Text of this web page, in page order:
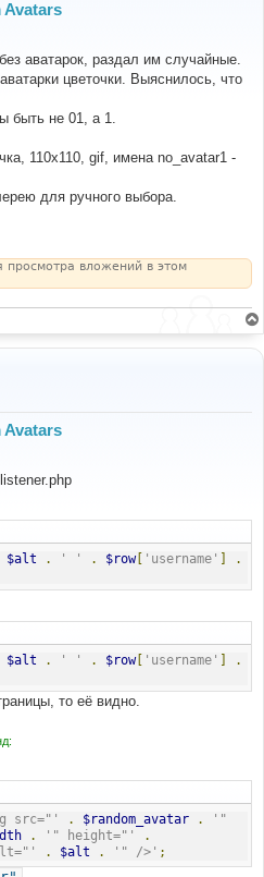
Avatars
аватарок, раздал им случайные.
цветочки. Выяснилось, что
быть не 01, а 1.
110х110, gif, имена no_avatar1 -
для ручного выбора.
вложений в этом
Avatars
$alt . ' ' . $row[ 'username'
.
$alt . ' ' . $row[ 'username' ]
.
то её видно.
src="' . $random_avatar .
'"
. '" height="'
.
. $alt . '" />' ;